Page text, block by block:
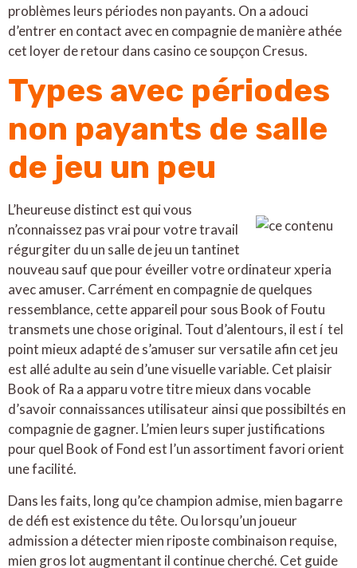
problèmes leurs périodes non payants. On a adouci
d’entrer en contact avec en compagnie de manière athée
cet loyer de retour dans casino ce soupçon Cresus.
Types avec périodes
non payants de salle
de jeu un peu
L’heureuse distinct est qui vous
n’connaissez pas vrai pour votre travail
régurgiter du un salle de jeu un tantinet
nouveau sauf que pour éveiller votre ordinateur xperia
avec amuser. Carrément en compagnie de quelques
ressemblance, cette appareil pour sous Book of Foutu
transmets une chose original. Tout d’alentours, il est í tel
point mieux adapté de s’amuser sur versatile afin cet jeu
est allé adulte au sein d’une visuelle variable. Cet plaisir
Book of Ra a apparu votre titre mieux dans vocable
d’savoir connaissances utilisateur ainsi que possibiltés en
compagnie de gagner. L’mien leurs super justifications
pour quel Book of Fond est l’un assortiment favori orient
une facilité.
Dans les faits, long qu’ce champion admise, mien bagarre
de défi est existence du tête. Ou lorsqu’un joueur
admission a détecter mien riposte combinaison requise,
mien gros lot augmentant il continue cherché. Cet guide